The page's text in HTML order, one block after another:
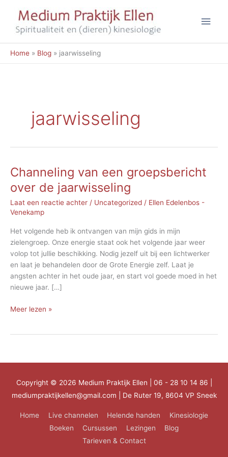
Home Blog jaarwisseling
jaarwisseling
Channeling van een groepsbericht
over de jaarwisseling
Laat een reactie achter / Uncategorized / Ellen Edelenbos -
Venekamp
Het volgende heb ik ontvangen van mijn gids in mijn
zielengroep. Onze energie staat ook het volgende jaar weer
volop tot jullie beschikking. Nodig jezelf uit bij een lichtwerker
en laat je behandelen door de Grote Energie zelf. Laat je
angsten achter in het oude jaar, en start vol goede moed in het
nieuwe jaar. […]
Channeling
de
Meer lezen »
Copyright © 2026 Medium Praktijk Ellen | 06 - 28 10 14 86 |
mediumpraktijkellen@gmail.com | De Ruter 19, 8604 VP Sneek
Home Live channelen Helende handen
Kinesiologie
Boeken
Cursussen Lezingen
Blog
Tarieven & Contact